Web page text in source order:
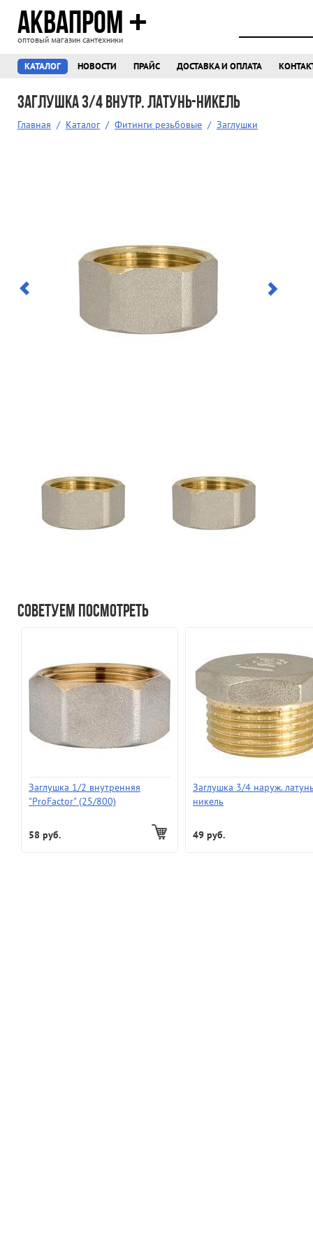
АКВАПРОМ
оптовый магазин сантехники
КАТАЛОГ НОВОСТИ ПРАЙС ДОСТАВКА И ОПЛАТА
Заглушка 3/4 внутр. латунь-никель
Главная / Каталог / Фитинги резьбовые / Заглушки
Советуем посмотреть
Заглушка 1/2 внутренняя
"ProFactor" (25/800)
58 руб.
Заглушка 3/4 наруж.
никель
49 руб.